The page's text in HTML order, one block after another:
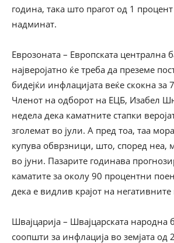
година, така што прагот од 1
надминат.
Еврозоната – Европската централна
најверојатно ќе треба да преземе
бидејќи инфлацијата веќе скокна за
Членот на одборот на ЕЦБ, Изабел
недела дека каматните стапки
зголемат во јули. А пред тоа, таа
купува обврзници, што, според неа,
во јуни. Пазарите годинава
каматите за околу 90 процентни
дека е видлив крајот на
Швајцарија – Швајцарската народна
соопшти за инфлација во земјата од